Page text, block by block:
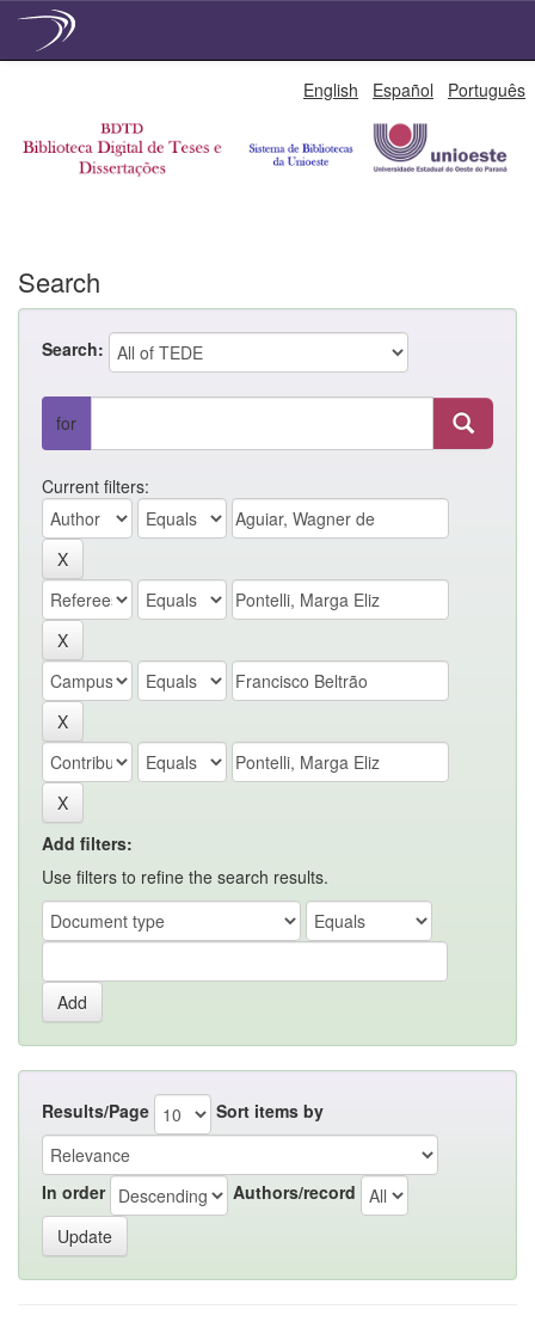
English Español Português
Search
Search:
for
Current filters:
Add filters:
Use filters to refine the search results.
Results/Page Sort items by
In order Authors/record